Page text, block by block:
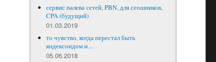
сервис палева сетей, PBN, для сеошников,
CPA (будущий)
01.03.2019
то чувство, когда перестал быть
яндексоидом и…
05.06.2018